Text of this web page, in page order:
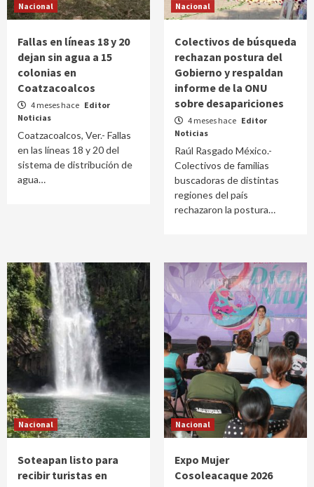
Nacional
Fallas en líneas 18 y 20
dejan sin agua a 15
colonias en
Coatzacoalcos
4 meses hace Editor
Noticias
Coatzacoalcos, Ver.- Fallas
en las líneas 18 y 20 del
sistema de distribución de
agua…
Nacional
Colectivos de búsqueda
rechazan postura del
Gobierno y respaldan
informe de la ONU
sobre desapariciones
4 meses hace Editor
Noticias
Raúl Rasgado México.-
Colectivos de familias
buscadoras de distintas
regiones del país
rechazaron la postura…
Nacional
Soteapan listo para
recibir turistas en
Nacional
Expo Mujer
Cosoleacaque 2026